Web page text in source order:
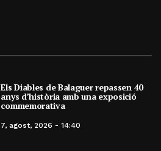
Els Diables de Balaguer repassen 40
anys d’història amb una exposició
commemorativa
7, agost, 2026 - 14:40